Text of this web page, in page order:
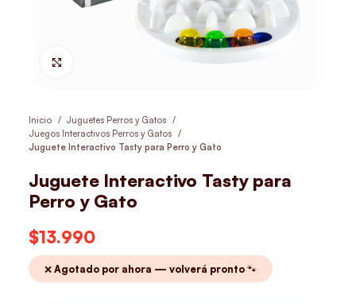
Inicio
Juguetes Perros y Gatos
Juegos Interactivos Perros y Gatos
Juguete Interactivo Tasty para Perro y Gato
Juguete Interactivo Tasty para
Perro y Gato
$13.990
❌ Agotado por ahora — volverá pronto 🐾